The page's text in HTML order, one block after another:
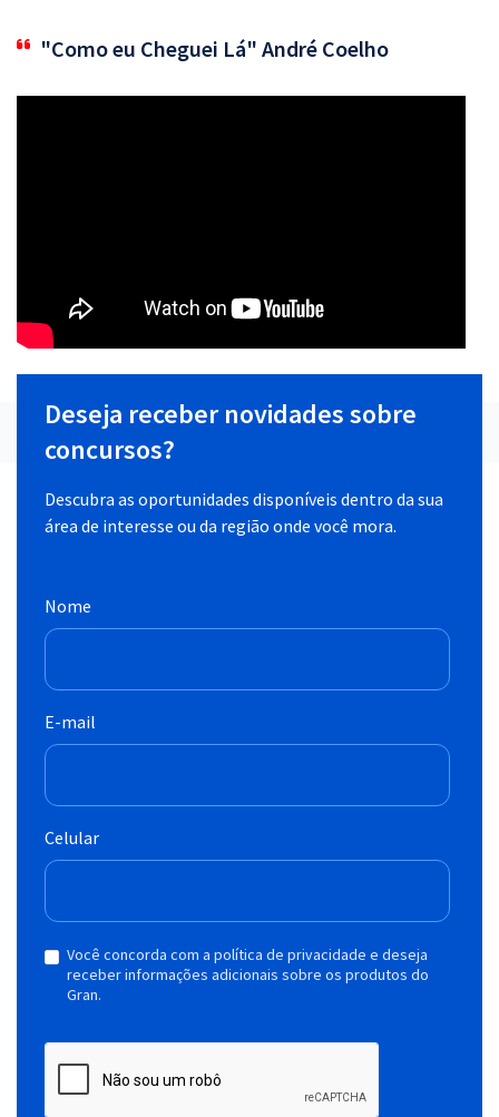
"Como eu Cheguei Lá" André Coelho
Deseja receber novidades sobre
concursos?
Descubra as oportunidades disponíveis dentro da sua
área de interesse ou da região onde você mora.
Nome
E-mail
Celular
Você concorda com a política de privacidade e deseja
receber informações adicionais sobre os produtos do
Gran.